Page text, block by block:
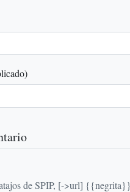
de SPIP, [->url] {{negrita}}